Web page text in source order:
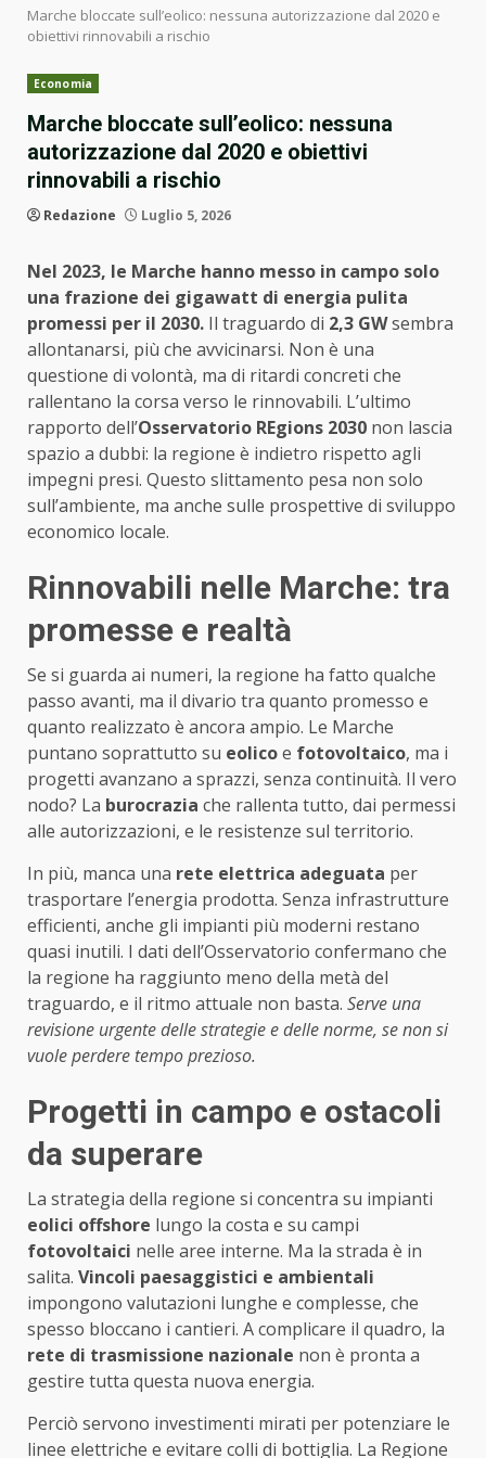
Marche bloccate sull’eolico: nessuna autorizzazione dal 2020 e
obiettivi rinnovabili a rischio
Economia
Marche bloccate sull’eolico: nessuna
autorizzazione dal 2020 e obiettivi
rinnovabili a rischio
Redazione Luglio 5, 2026
Nel 2023, le Marche hanno messo in campo solo
una frazione dei gigawatt di energia pulita
promessi per il 2030. Il traguardo di 2,3 GWsembra
allontanarsi, più che avvicinarsi. Non è una
questione di volontà, ma di ritardi concreti che
rallentano la corsa verso le rinnovabili. L’ultimo
rapporto dell’Osservatorio REgions 2030 non lascia
spazio a dubbi: la regione è indietro rispetto agli
impegni presi. Questo slittamento pesa non solo
sull’ambiente, ma anche sulle prospettive di sviluppo
economico locale.
Rinnovabili nelle Marche: tra
promesse e realtà
Se si guarda ai numeri, la regione ha fatto qualche
passo avanti, ma il divario tra quanto promesso e
quanto realizzato è ancora ampio. Le Marche
puntano soprattutto su eolicoe fotovoltaico, ma i
progetti avanzano a sprazzi, senza continuità. Il vero
nodo? La burocrazia che rallenta tutto, dai permessi
alle autorizzazioni, e le resistenze sul territorio.
In più, manca una rete elettrica adeguata per
trasportare l’energia prodotta. Senza infrastrutture
efficienti, anche gli impianti più moderni restano
quasi inutili. I dati dell’Osservatorio confermano che
la regione ha raggiunto meno della metà del
traguardo, e il ritmo attuale non basta. Serve una
revisione urgente delle strategie e delle norme, se non si
vuole perdere tempo prezioso.
Progetti in campo e ostacoli
da superare
La strategia della regione si concentra su impianti
eolici offshore lungo la costa e su campi
fotovoltaici nelle aree interne. Ma la strada è in
salita. Vincoli paesaggistici e ambientali
impongono valutazioni lunghe e complesse, che
spesso bloccano i cantieri. A complicare il quadro, la
rete di trasmissione nazionale non è pronta a
gestire tutta questa nuova energia.
Perciò servono investimenti mirati per potenziare le
linee elettriche e evitare colli di bottiglia. La Regione